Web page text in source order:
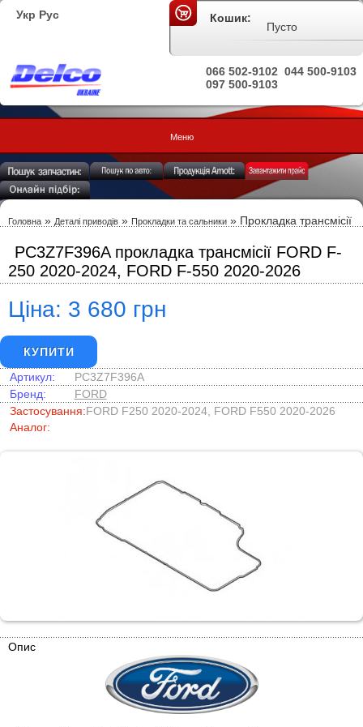
Укр Рус
044 500-9103
066 502-9102
097 500-9103
Кошик:
Пусто
Меню
Головна » Деталі приводів » Прокладки та сальники » Прокладка трансмісії
PC3Z7F396A прокладка трансмісії FORD F-
250 2020-2024, FORD F-550 2020-2026
Ціна: 3 680 грн
КУПИТИ
Артикул:
PC3Z7F396A
Бренд:
FORD
Застосування:FORD F250 2020-2024, FORD F550 2020-2026
Аналог:
Опис